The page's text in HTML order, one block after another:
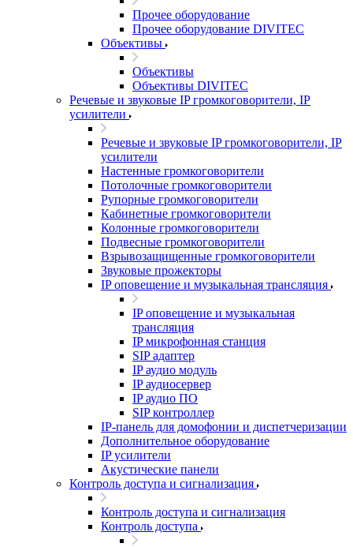
Прочее оборудование
Прочее оборудование DIVITEC
Объективы
Объективы
Объективы DIVITEC
Речевые и звуковые IP громкоговорители, IP
усилители
Речевые и звуковые IP громкоговорители, IP
усилители
Настенные громкоговорители
Потолочные громкоговорители
Рупорные громкоговорители
Кабинетные громкоговорители
Колонные громкоговорители
Подвесные громкоговорители
Взрывозащищенные громкоговорители
Звуковые прожекторы
IP оповещение и музыкальная трансляция
IP оповещение и музыкальная
трансляция
IP микрофонная станция
SIP адаптер
IP аудио модуль
IP аудиосервер
IP аудио ПО
SIP контроллер
IP-панель для домофонии и диспетчеризации
Дополнительное оборудование
IP усилители
Акустические панели
Контроль доступа и сигнализация
Контроль доступа и сигнализация
Контроль доступа